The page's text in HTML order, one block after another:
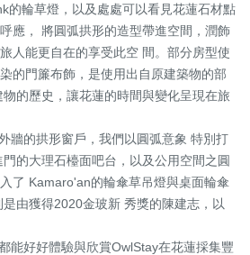
的輪草燈，以及處處可以看見花蓮石材點
應， 將圓弧拱形的造型帶進空間，潤飾
人能更自在的享受此空 間。部分房型使
的門簾布飾，是使用出自原建築物的部
的歷史，讓花蓮的時間與變化呈現在旅
牆的拱形窗戶，我們以圓弧意象 特別打
的大理石檯面吧台，以及公用空間之圓
了 Kamaro'an的輪傘草吊燈與桌面輪傘
由獲得2020金玻新 秀獎的陳建志，以
能好好體驗與欣賞OwlStay在花蓮採集豐